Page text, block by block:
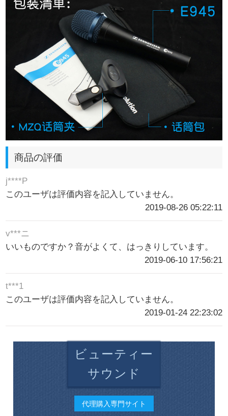
商品の評価
j****P
このユーザは評価内容を記入していません。
2019-08-26 05:22:11
v***ニ
いいものですか？音がよくて、はっきりしています。
2019-06-10 17:56:21
t***1
このユーザは評価内容を記入していません。
2019-01-24 22:23:02
ビューティー
サウンド
代理購入専門サイト